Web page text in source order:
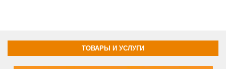
ТОВАРЫ И УСЛУГИ